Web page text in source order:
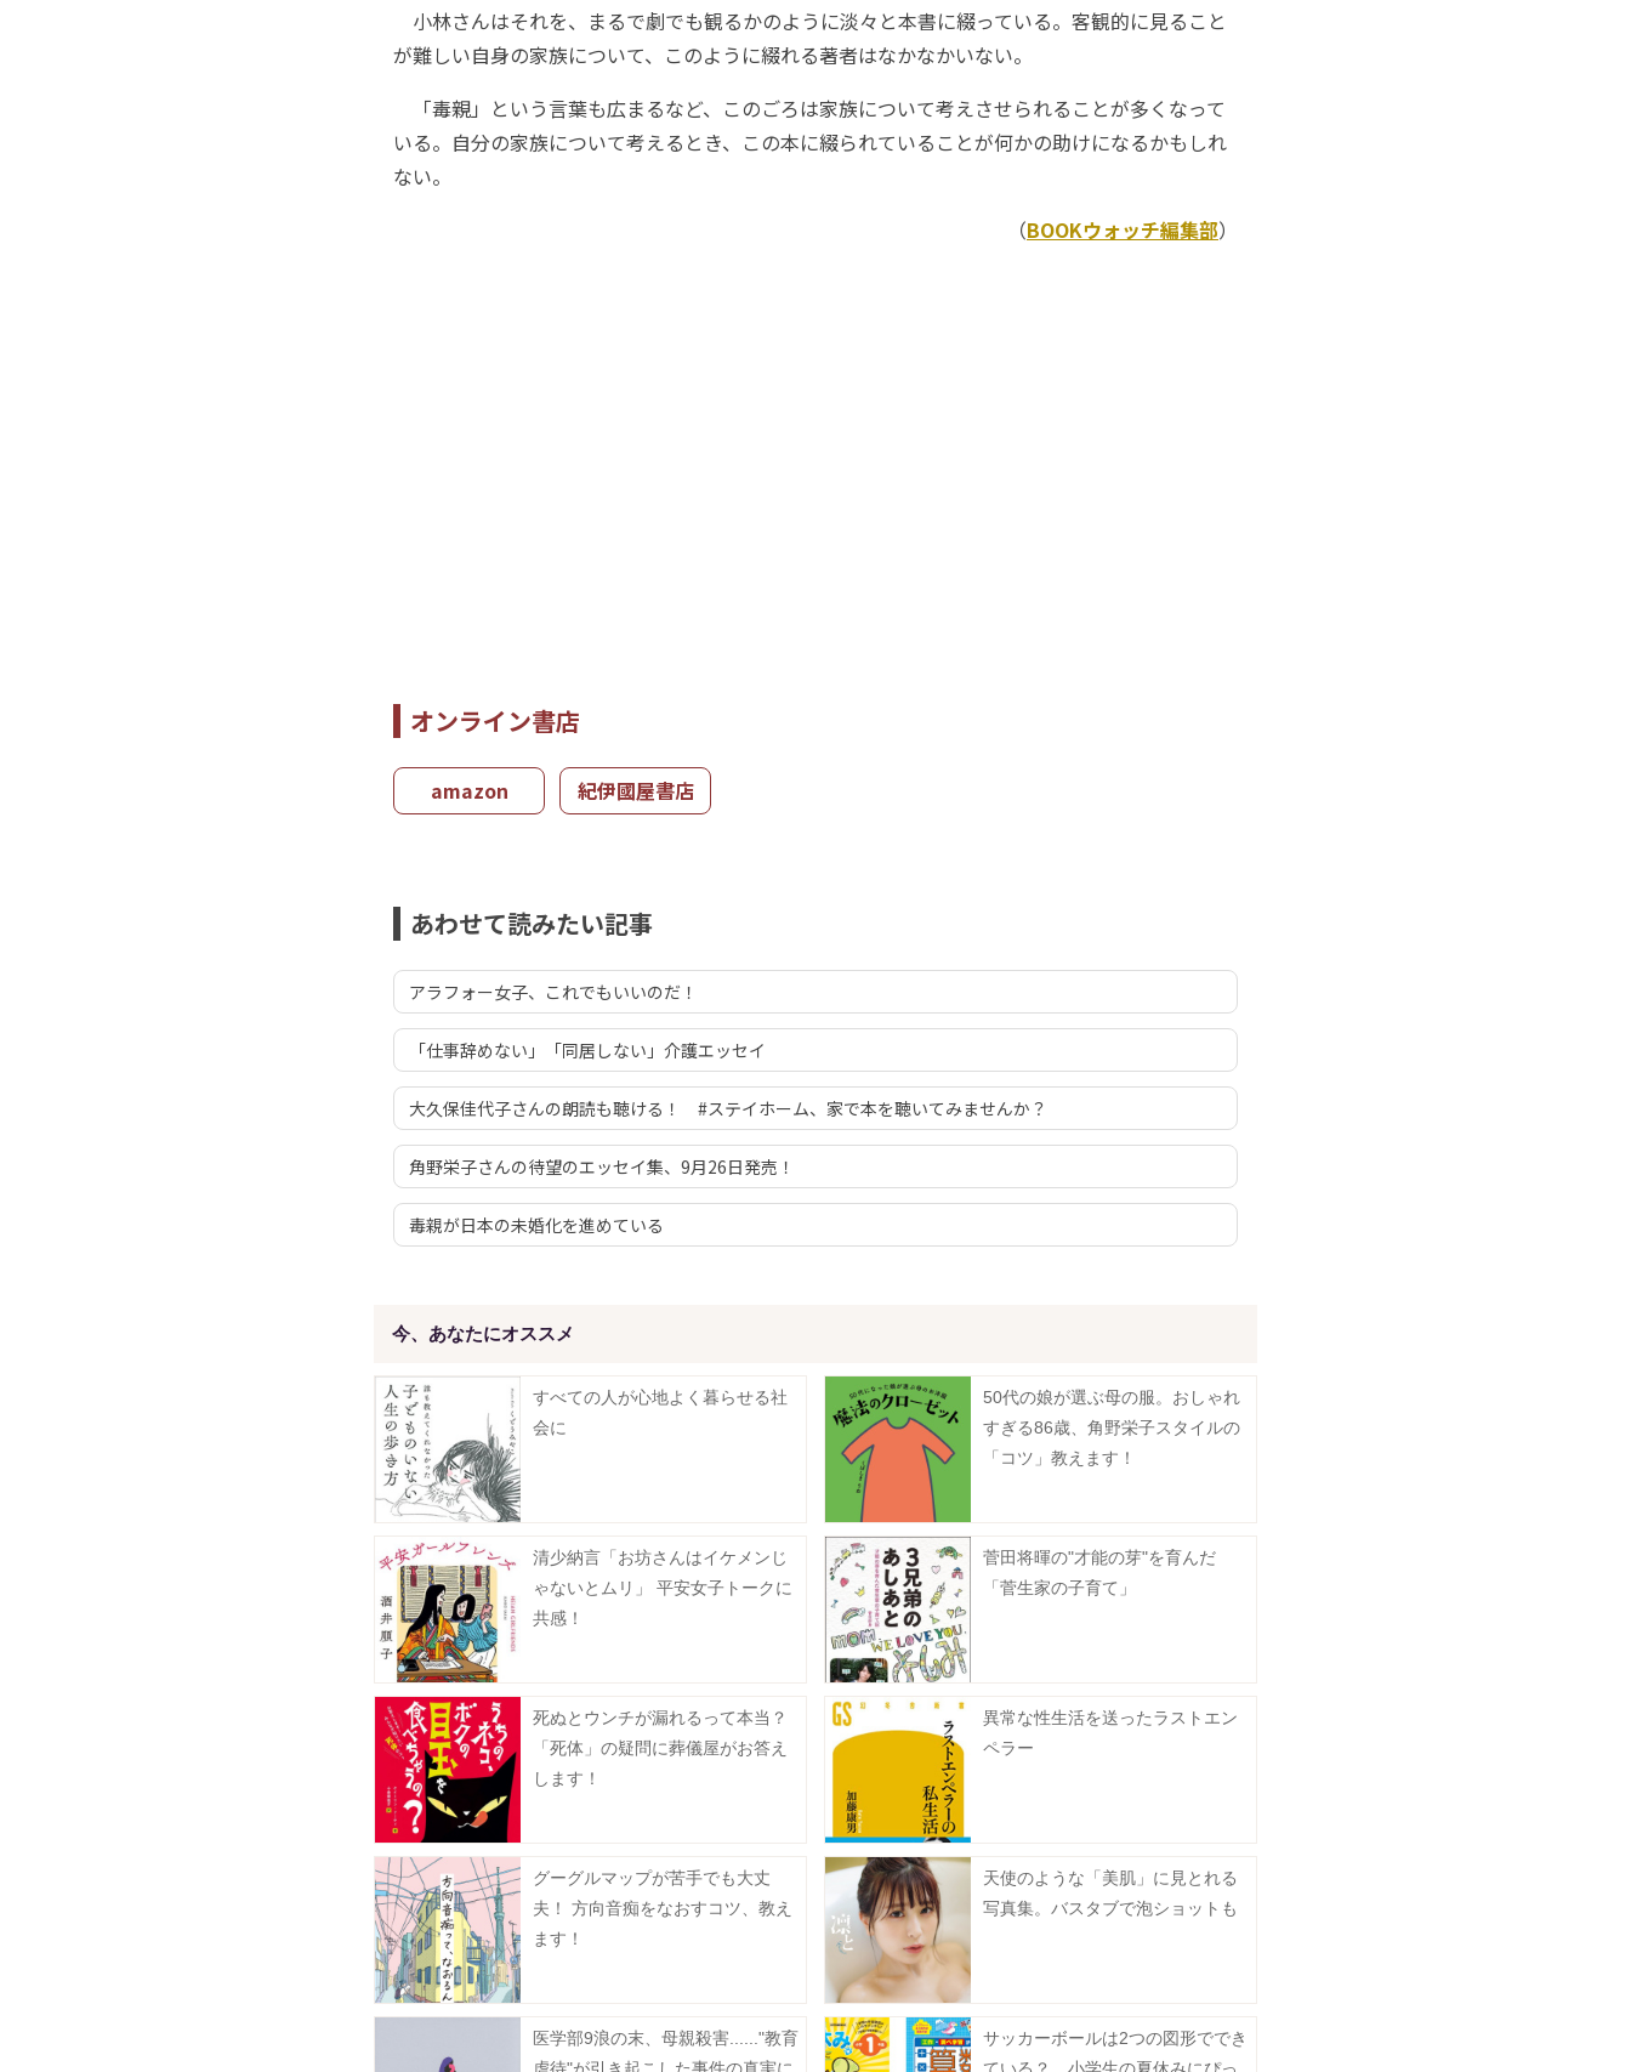
小林さんはそれを、まるで劇でも観るかのように淡々と本書に綴っている。客観的に見ること
が難しい自身の家族について、このように綴れる著者はなかなかいない。
「毒親」という言葉も広まるなど、このごろは家族について考えさせられることが多くなって
いる。自分の家族について考えるとき、この本に綴られていることが何かの助けになるかもしれ
ない。
（BOOKウォッチ編集部）
オンライン書店
amazon 紀伊國屋書店
あわせて読みたい記事
アラフォー女子、これでもいいのだ！
「仕事辞めない」「同居しない」介護エッセイ
大久保佳代子さんの朗読も聴ける！ #ステイホーム、家で本を聴いてみませんか？
角野栄子さんの待望のエッセイ集、9月26日発売！
毒親が日本の未婚化を進めている
今、あなたにオススメ
すべての人が心地よく暮らせる社
会に
50代の娘が選ぶ母の服。おしゃれ
すぎる86歳、角野栄子スタイルの
「コツ」教えます！
清少納言「お坊さんはイケメンじ
ゃないとムリ」 平安女子トークに
共感！
菅田将暉の"才能の芽"を育んだ
「菅生家の子育て」
死ぬとウンチが漏れるって本当？
「死体」の疑問に葬儀屋がお答え
します！
異常な性生活を送ったラストエン
ペラー
グーグルマップが苦手でも大丈
夫！ 方向音痴をなおすコツ、教え
ます！
天使のような「美肌」に見とれる
写真集。バスタブで泡ショットも
医学部9浪の末、母親殺害......"教育
虐待"が引き起こした事件の真実に
サッカーボールは2つの図形ででき
ている？ 小学生の夏休みにぴっ